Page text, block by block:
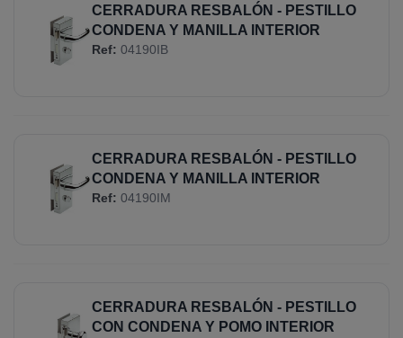
CERRADURA RESBALÓN - PESTILLO
CONDENA Y MANILLA INTERIOR
Ref: 04190IB
CERRADURA RESBALÓN - PESTILLO
CONDENA Y MANILLA INTERIOR
Ref: 04190IM
CERRADURA RESBALÓN - PESTILLO
CON CONDENA Y POMO INTERIOR